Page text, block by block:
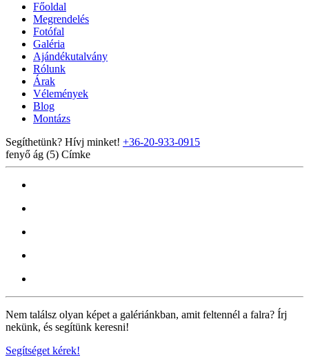
Főoldal
Megrendelés
Fotófal
Galéria
Ajándékutalvány
Rólunk
Árak
Vélemények
Blog
Montázs
Segíthetünk? Hívj minket! +36-20-933-0915
fenyő ág (5) Címke
Nem találsz olyan képet a galériánkban, amit feltennél a falra? Írj
nekünk, és segítünk keresni!
Segítséget kérek!